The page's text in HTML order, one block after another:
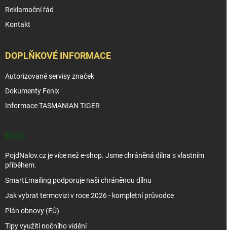
Reklamační řád
Kontakt
DOPLŇKOVÉ INFORMACE
Autorizované servisy značek
Dokumenty Fenix
Informace TASMANIAN TIGER
BLOG
PojdNalov.cz je více než e-shop. Jsme chráněná dílna s vlastním
příběhem.
SmartEmailing podporuje naši chráněnou dílnu
Jak vybrat termovizi v roce 2026 - kompletní průvodce
Plán obnovy (EÚ)
Tipy využití nočního vidění